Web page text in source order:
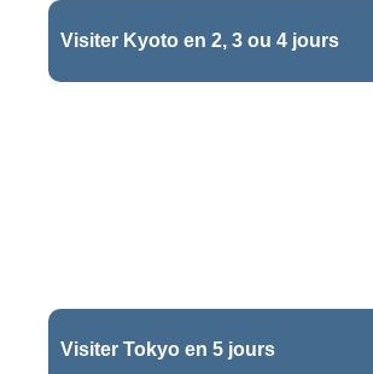
Visiter Kyoto en 2, 3 ou 4 jours
Visiter Tokyo en 5 jours